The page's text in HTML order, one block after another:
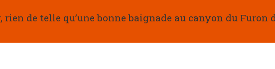
rien de telle qu’une bonne baignade au canyon du Furon